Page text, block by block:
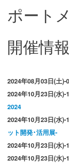
ポート
開催情
2024年08月03日(土)-
2024年10月23日(水)-
2024
2024年10月23日(水)-
ット開発･活用展-
2024年10月23日(水)-
2024年10月23日(水)-